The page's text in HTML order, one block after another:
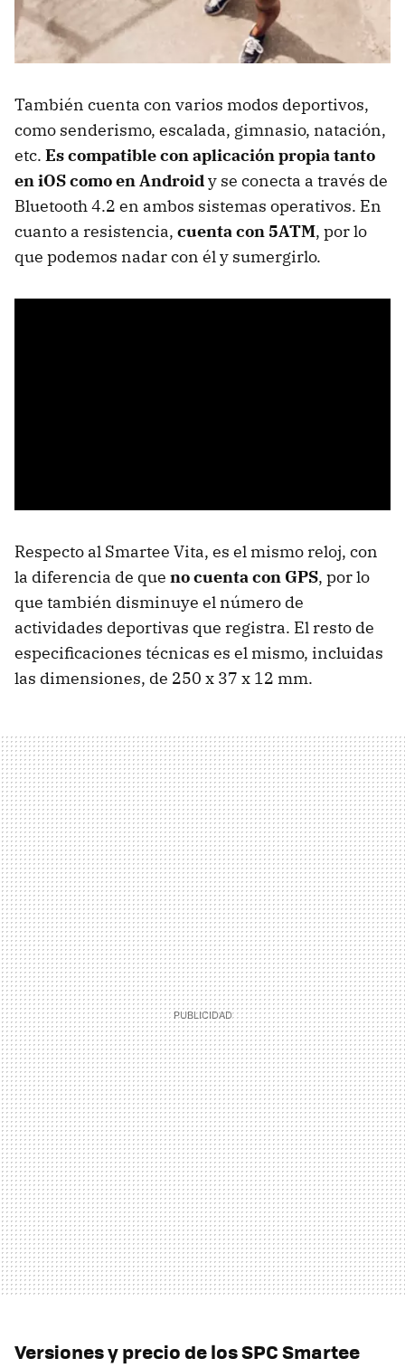
También cuenta con varios modos deportivos,
como senderismo, escalada, gimnasio, natación,
etc. Es compatible con aplicación propia tanto
en iOS como en Androidy se conecta a través de
Bluetooth 4.2 en ambos sistemas operativos. En
cuanto a resistencia, cuenta con 5ATM, por lo
que podemos nadar con él y sumergirlo.
Respecto al Smartee Vita, es el mismo reloj, con
la diferencia de que no cuenta con GPS, por lo
que también disminuye el número de
actividades deportivas que registra. El resto de
especificaciones técnicas es el mismo, incluidas
las dimensiones, de 250 x 37 x 12 mm.
Versiones y precio de los SPC Smartee